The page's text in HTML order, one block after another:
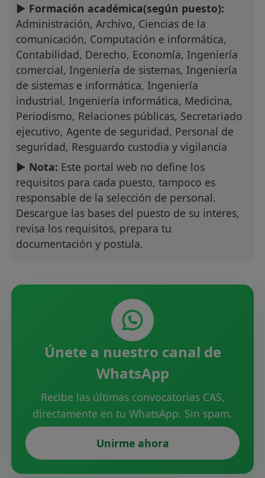
► Formación académica(según puesto):
Administración, Archivo, Ciencias de la
comunicación, Computación e informática,
Contabilidad, Derecho, Economía, Ingeniería
comercial, Ingeniería de sistemas, Ingeniería
de sistemas e informática, Ingeniería
industrial, Ingeniería informática, Medicina,
Periodismo, Relaciones públicas, Secretariado
ejecutivo, Agente de seguridad, Personal de
seguridad, Resguardo custodia y vigilancia
► Nota: Este portal web no define los
requisitos para cada puesto, tampoco es
responsable de la selección de personal.
Descargue las bases del puesto de su interes,
revisa los requisitos, prepara tu
documentación y postula.
Únete a nuestro canal de
WhatsApp
Recibe las últimas convocatorias CAS,
directamente en tu WhatsApp. Sin spam.
Unirme ahora